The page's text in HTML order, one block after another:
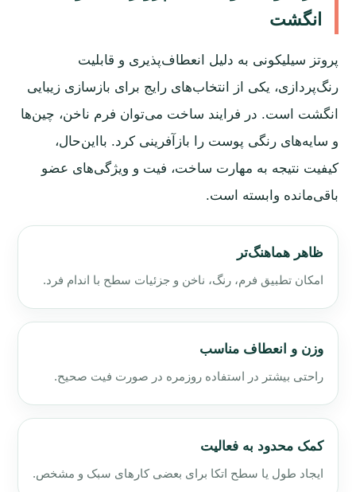
انگشت
پروتز سیلیکونی به دلیل انعطاف‌پذیری و قابلیت
رنگ‌پردازی، یکی از انتخاب‌های رایج برای بازسازی زیبایی
انگشت است. در فرایند ساخت می‌توان فرم ناخن، چین‌ها
و سایه‌های رنگی پوست را بازآفرینی کرد. بااین‌حال،
کیفیت نتیجه به مهارت ساخت، فیت و ویژگی‌های عضو
باقی‌مانده وابسته است.
ظاهر هماهنگ‌تر
امکان تطبیق فرم، رنگ، ناخن و جزئیات سطح با اندام فرد.
وزن و انعطاف مناسب
راحتی بیشتر در استفاده روزمره در صورت فیت صحیح.
کمک محدود به فعالیت
ایجاد طول یا سطح اتکا برای بعضی کارهای سبک و مشخص.